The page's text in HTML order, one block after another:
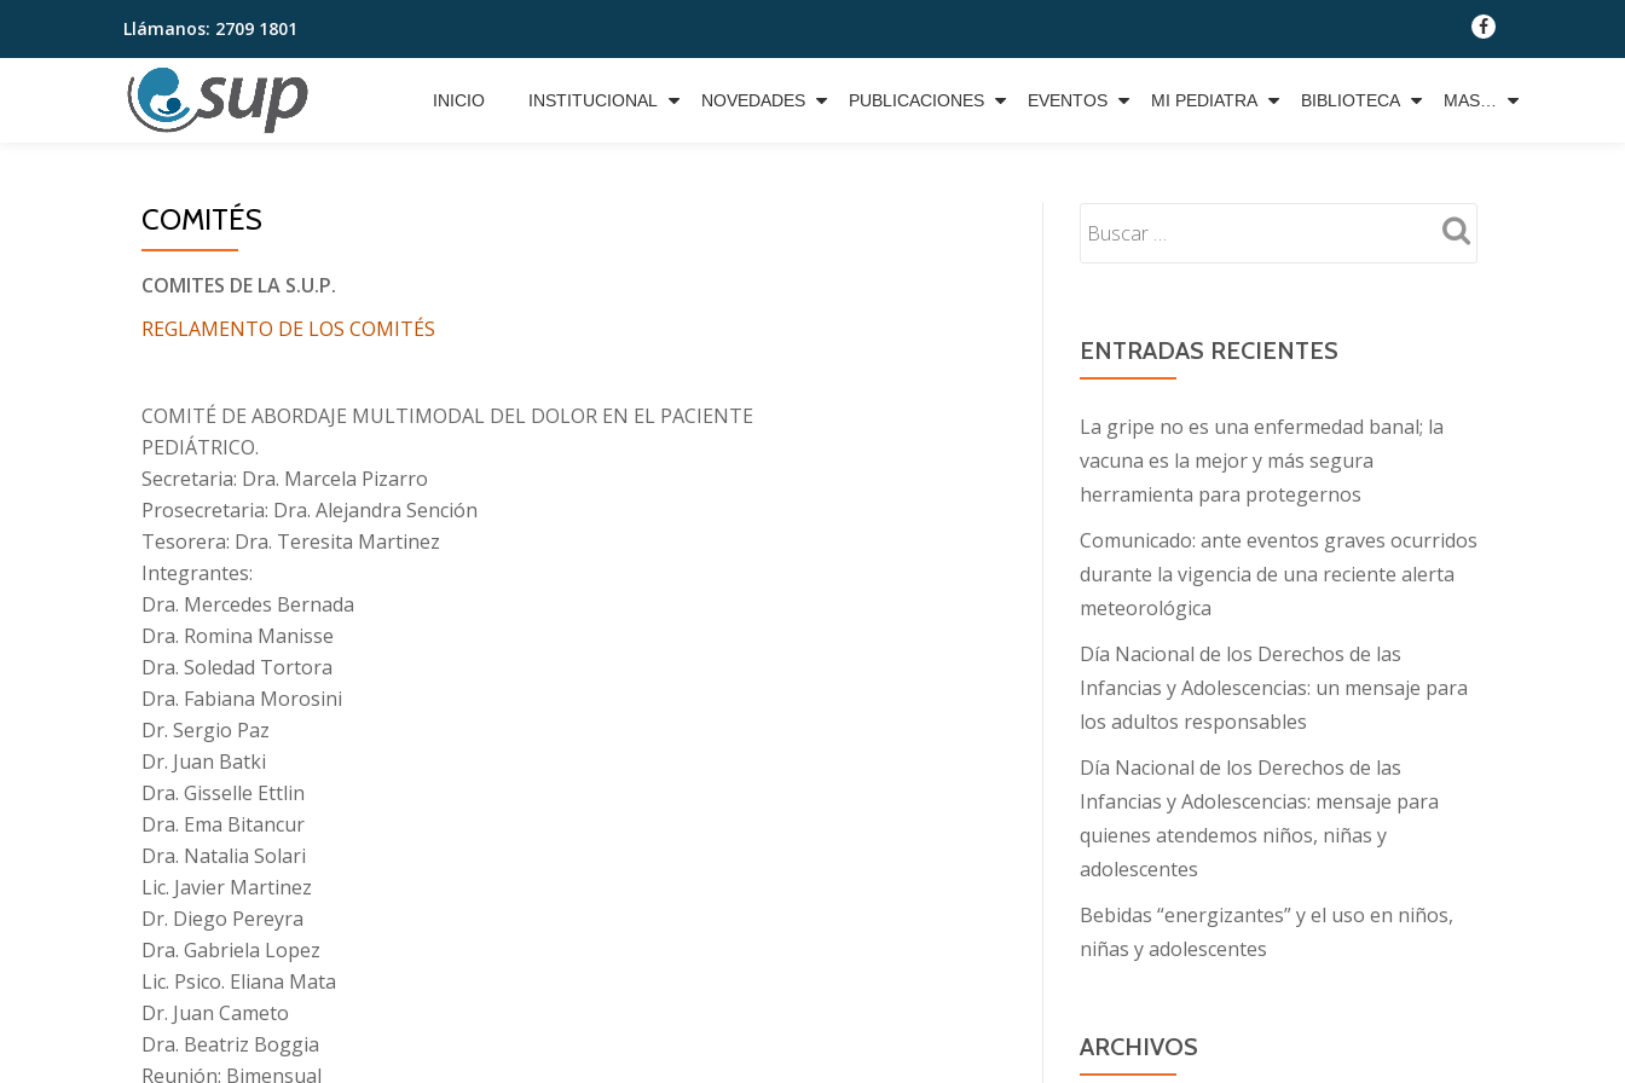
Saltar
Llámanos: 2709 1801
fa-
facebook
INICIO INSTITUCIONAL NOVEDADES PUBLICACIONES EVENTOS MI PEDIATRA BIBLIOTECA MAS…
COMITÉS
COMITES DE LA S.U.P.
REGLAMENTO DE LOS COMITÉS
COMITÉ DE ABORDAJE MULTIMODAL DEL DOLOR EN EL PACIENTE
PEDIÁTRICO.
Secretaria: Dra. Marcela Pizarro
Prosecretaria: Dra. Alejandra Sención
Tesorera: Dra. Teresita Martinez
Integrantes:
Dra. Mercedes Bernada
Dra. Romina Manisse
Dra. Soledad Tortora
Dra. Fabiana Morosini
Dr. Sergio Paz
Dr. Juan Batki
Dra. Gisselle Ettlin
Dra. Ema Bitancur
Dra. Natalia Solari
Lic. Javier Martinez
Dr. Diego Pereyra
Dra. Gabriela Lopez
Lic. Psico. Eliana Mata
Dr. Juan Cameto
Dra. Beatriz Boggia
Reunión: Bimensual
ENTRADAS RECIENTES
La gripe no es una enfermedad banal; la
vacuna es la mejor y más segura
herramienta para protegernos
Comunicado: ante eventos graves ocurridos
durante la vigencia de una reciente alerta
meteorológica
Día Nacional de los Derechos de las
Infancias y Adolescencias: un mensaje para
los adultos responsables
Día Nacional de los Derechos de las
Infancias y Adolescencias: mensaje para
quienes atendemos niños, niñas y
adolescentes
Bebidas “energizantes” y el uso en niños,
niñas y adolescentes
ARCHIVOS